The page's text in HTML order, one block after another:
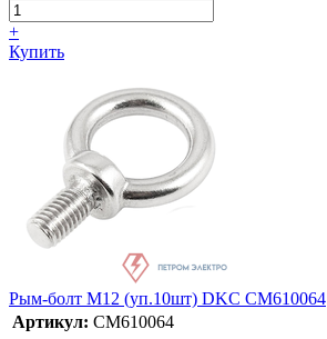
+
Купить
Рым-болт M12 (уп.10шт) DKC CM610064
Артикул: CM610064